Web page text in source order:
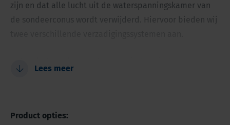
zijn en dat alle lucht uit de waterspanningskamer van
de sondeerconus wordt verwijderd. Hiervoor bieden wij
Eenvoudige verzadiging van conus filterringen
Lees meer
Product opties: